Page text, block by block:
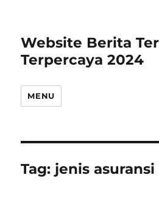
Website Berita
Terpercaya 2024
MENU
Tag: jenis